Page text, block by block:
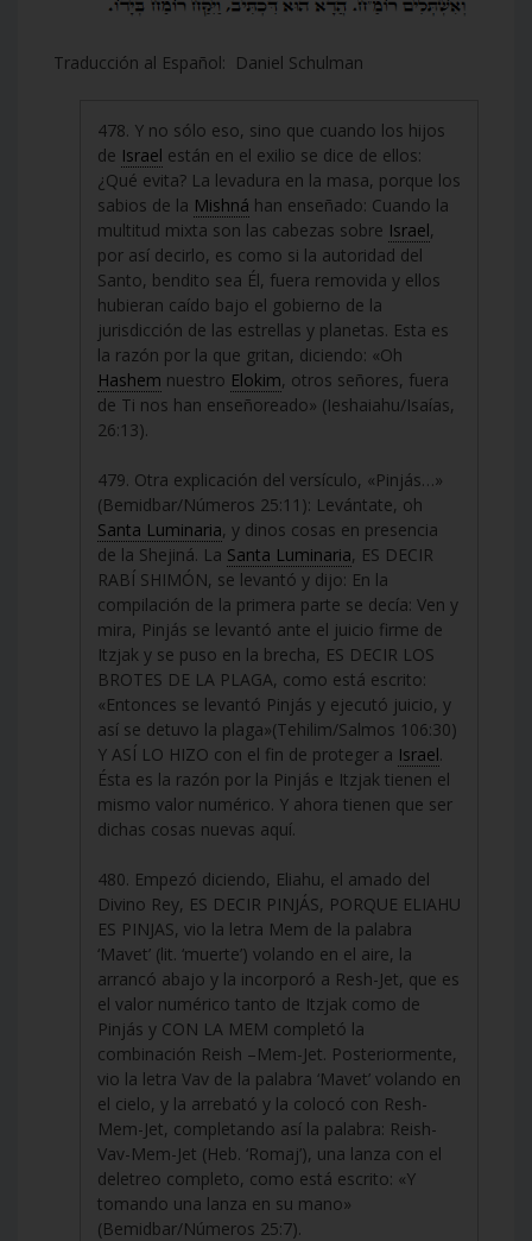
Traducción al Español: Daniel Schulman
478. Y no sólo eso, sino que cuando los hijos
de Israel están en el exilio se dice de ellos:
¿Qué evita? La levadura en la masa, porque los
sabios de la Mishná han enseñado: Cuando la
multitud mixta son las cabezas sobre Israel,
por así decirlo, es como si la autoridad del
Santo, bendito sea Él, fuera removida y ellos
hubieran caído bajo el gobierno de la
jurisdicción de las estrellas y planetas. Esta es
la razón por la que gritan, diciendo: «Oh
Hashem nuestro Elokim, otros señores, fuera
de Ti nos han enseñoreado» (Ieshaiahu/Isaías,
26:13).
479. Otra explicación del versículo, «Pinjás…»
(Bemidbar/Números 25:11): Levántate, oh
Santa Luminaria, y dinos cosas en presencia
de la Shejiná. La Santa Luminaria, ES DECIR
RABÍ SHIMÓN, se levantó y dijo: En la
compilación de la primera parte se decía: Ven y
mira, Pinjás se levantó ante el juicio firme de
Itzjak y se puso en la brecha, ES DECIR LOS
BROTES DE LA PLAGA, como está escrito:
«Entonces se levantó Pinjás y ejecutó juicio, y
así se detuvo la plaga»(Tehilim/Salmos 106:30)
Y ASÍ LO HIZO con el fin de proteger a Israel.
Ésta es la razón por la Pinjás e Itzjak tienen el
mismo valor numérico. Y ahora tienen que ser
dichas cosas nuevas aquí.
480. Empezó diciendo, Eliahu, el amado del
Divino Rey, ES DECIR PINJÁS, PORQUE ELIAHU
ES PINJAS, vio la letra Mem de la palabra
‘Mavet’ (lit. ‘muerte’) volando en el aire, la
arrancó abajo y la incorporó a Resh-Jet, que es
el valor numérico tanto de Itzjak como de
Pinjás y CON LA MEM completó la
combinación Reish –Mem-Jet. Posteriormente,
vio la letra Vav de la palabra ‘Mavet’ volando en
el cielo, y la arrebató y la colocó con Resh-
Mem-Jet, completando así la palabra: Reish-
Vav-Mem-Jet (Heb. ‘Romaj’), una lanza con el
deletreo completo, como está escrito: «Y
tomando una lanza en su mano»
(Bemidbar/Números 25:7).